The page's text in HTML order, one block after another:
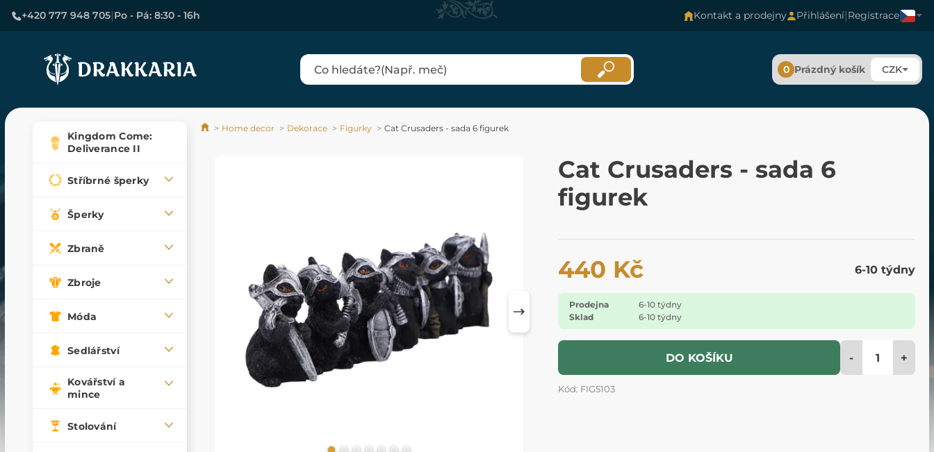
+420 777 948 705|Po - Pá: 8:30 - 16h Kontakt a prodejny Přihlášení|Registrace
0 Prázdný košík CZK
Kingdom Come:
Deliverance II
Stříbrné šperky
Šperky
Zbraně
Zbroje
Móda
Sedlářství
Kovářství a
mince
Stolování
Home decor Dekorace Figurky Cat Crusaders - sada 6 figurek
Cat Crusaders - sada 6
figurek
440 Kč 6-10 týdny
Prodejna
6-10 týdny
Sklad
6-10 týdny
DO KOŠÍKU - +
Kód: FIG5103